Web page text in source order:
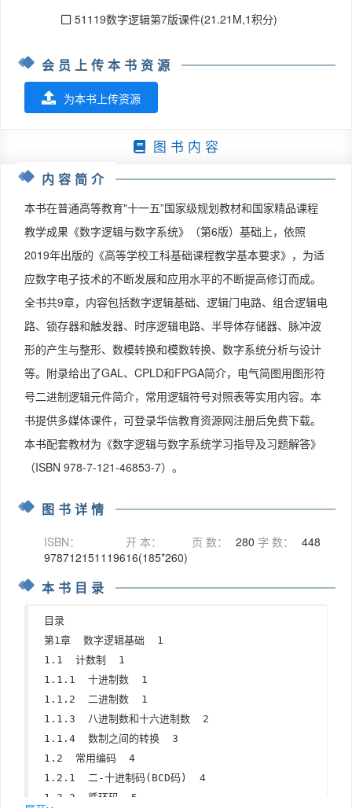
51119数字逻辑第7版课件(21.21M,1积分)
会员上传本书资源
为本书上传资源
图 书 内 容
内容简介
本书在普通高等教育"十一五”国家级规划教材和国家精品课程
教学成果《数字逻辑与数字系统》（第6版）基础上，依照
2019年出版的《高等学校工科基础课程教学基本要求》，为适
应数字电子技术的不断发展和应用水平的不断提高修订而成。
全书共9章，内容包括数字逻辑基础、逻辑门电路、组合逻辑电
路、锁存器和触发器、时序逻辑电路、半导体存储器、脉冲波
形的产生与整形、数模转换和模数转换、数字系统分析与设计
等。附录给出了GAL、CPLD和FPGA简介，电气简图用图形符
号二进制逻辑元件简介，常用逻辑符号对照表等实用内容。本
书提供多媒体课件，可登录华信教育资源网注册后免费下载。
本书配套教材为《数字逻辑与数字系统学习指导及习题解答》
（ISBN 978-7-121-46853-7）。
图书详情
ISBN：
9787121511196
开 本：
16(185*260)
页 数： 280 字 数： 448
本书目录
目录
第1章  数字逻辑基础  1
1.1  计数制  1
1.1.1  十进制数  1
1.1.2  二进制数  1
1.1.3  八进制数和十六进制数  2
1.1.4  数制之间的转换  3
1.2  常用编码  4
1.2.1  二-十进制码(BCD码)  4
1.2.2  循环码  5